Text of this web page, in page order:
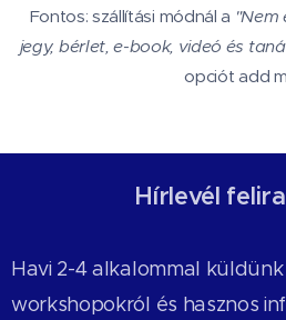
Fontos: szállítási módnál a "Nem
jegy, bérlet, e-book, videó és
opciót add
Hírlevél
Havi 2-4 alkalommal
workshopokról és hasznos